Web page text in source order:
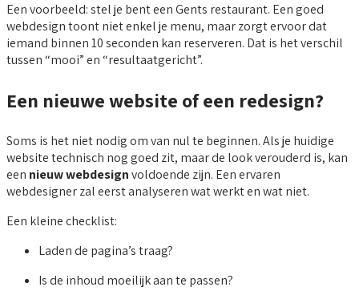
Een voorbeeld: stel je bent een Gents restaurant. Een goed
webdesign toont niet enkel je menu, maar zorgt ervoor dat
iemand binnen 10 seconden kan reserveren. Dat is het verschil
tussen “mooi” en “resultaatgericht”.
Een nieuwe website of een redesign?
Soms is het niet nodig om van nul te beginnen. Als je huidige
website technisch nog goed zit, maar de look verouderd is, kan
een nieuw webdesignvoldoende zijn. Een ervaren
webdesigner zal eerst analyseren wat werkt en wat niet.
Een kleine checklist:
Laden de pagina’s traag?
Is de inhoud moeilijk aan te passen?